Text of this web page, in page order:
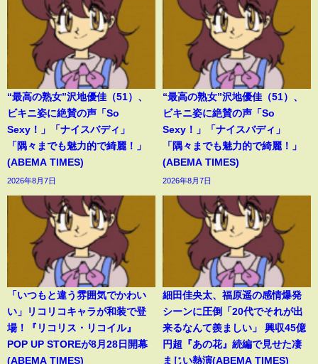
“最高の熟女”沢地優佳（51）、
ビキニ姿に絶賛の声「So
Sexy！」「ナイスバディ」
「隅々までも魅力的で綺麗！」
(ABEMA TIMES)
2026年8月7日
“最高の熟女”沢地優佳（51）、
ビキニ姿に絶賛の声「So
Sexy！」「ナイスバディ」
「隅々までも魅力的で綺麗！」
(ABEMA TIMES)
2026年8月7日
「いつもと違う雰囲気でかわい
い」リコリコキャラが和装で登
場！『リコリス・リコイル』
POP UP STOREが8月28日開幕
(ABEMA TIMES)
細田佳央太、福原遥の感情爆発
シーンに圧倒「20代でそれが出
来るなんて羨ましい」 興収45億
円超『あの花』続編で見せた凄
まじい熱演(ABEMA TIMES)